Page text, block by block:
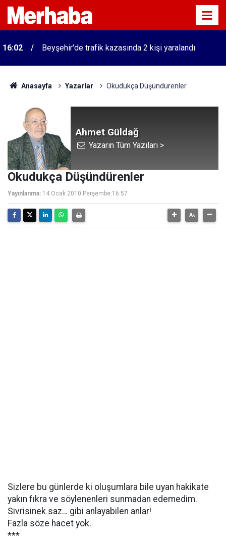
16:02 Beyşehir'de trafik kazasında 2 kişi yaralandı
Anasayfa Yazarlar Okudukça Düşündürenler
Ahmet Güldağ
Yazarın Tüm Yazıları >
Okudukça Düşündürenler
Yayınlanma: 14 Ocak 2010 Perşembe 16:57
Sizlere bu günlerde ki oluşumlara bile uyan hakikate
yakın fıkra ve söylenenleri sunmadan edemedim.
Sivrisinek saz… gibi anlayabilen anlar!
Fazla söze hacet yok.
***